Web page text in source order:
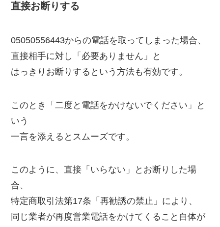
直接お断りする
05050556443からの電話を取ってしまった場合、
直接相手に対し「必要ありません」と
はっきりお断りするという方法も有効です。
このとき「二度と電話をかけないでください」と
いう
一言を添えるとスムーズです。
このように、直接「いらない」とお断りした場
合、
特定商取引法第17条「再勧誘の禁止」により、
同じ業者が再度営業電話をかけてくること自体が